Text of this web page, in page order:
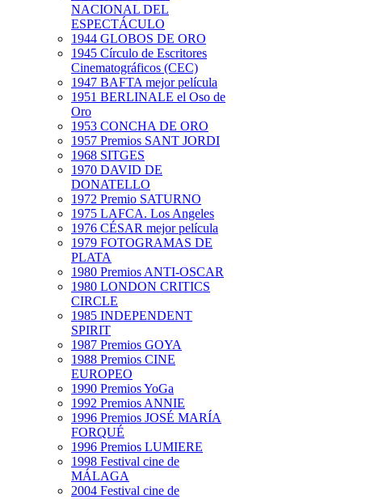
NACIONAL DEL
ESPECTÁCULO
1944 GLOBOS DE ORO
1945 Círculo de Escritores
Cinematográficos (CEC)
1947 BAFTA mejor película
1951 BERLINALE el Oso de
Oro
1953 CONCHA DE ORO
1957 Premios SANT JORDI
1968 SITGES
1970 DAVID DE
DONATELLO
1972 Premio SATURNO
1975 LAFCA. Los Angeles
1976 CÉSAR mejor película
1979 FOTOGRAMAS DE
PLATA
1980 Premios ANTI-OSCAR
1980 LONDON CRITICS
CIRCLE
1985 INDEPENDENT
SPIRIT
1987 Premios GOYA
1988 Premios CINE
EUROPEO
1990 Premios YoGa
1992 Premios ANNIE
1996 Premios JOSÉ MARÍA
FORQUÉ
1996 Premios LUMIERE
1998 Festival cine de
MÁLAGA
2004 Festival cine de